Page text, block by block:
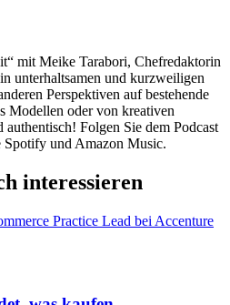
mit Meike Tarabori, Chefredaktorin
unterhaltsamen und kurzweiligen
Perspektiven auf bestehende
Modellen oder von kreativen
authentisch! Folgen Sie dem Podcast
Spotify und Amazon Music.
interessieren